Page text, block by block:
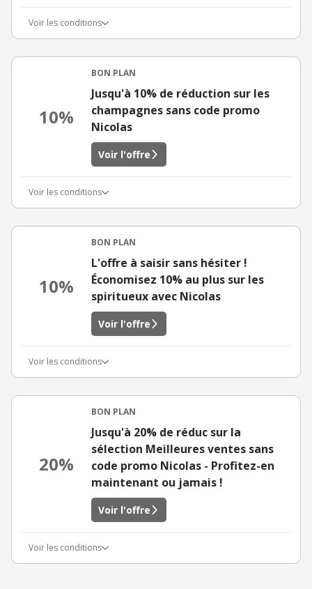
Voir les conditions
10%
BON PLAN
Jusqu'à 10% de réduction sur les
champagnes sans code promo
Nicolas
Voir l'offre
Voir les conditions
10%
BON PLAN
L'offre à saisir sans hésiter !
Économisez 10% au plus sur les
spiritueux avec Nicolas
Voir l'offre
Voir les conditions
20%
BON PLAN
Jusqu'à 20% de réduc sur la
sélection Meilleures ventes sans
code promo Nicolas - Profitez-en
maintenant ou jamais !
Voir l'offre
Voir les conditions